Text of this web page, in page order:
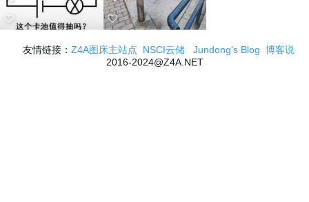
友情链接： Z4A图床主站点 NSCI云储 Jundong's Blog 博客说
2016-2024@Z4A.NET